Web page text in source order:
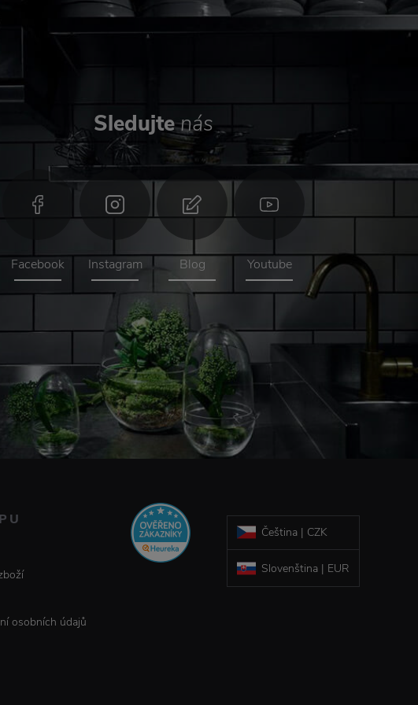
Sledujtenás
Facebook Instagram Blog Youtube
osobních údajů
Čeština | CZK
Slovenština | EUR